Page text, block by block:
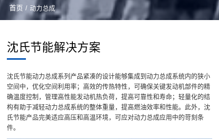
首页 / 动力总成
沈氏节能解决方案
沈氏节能动力总成系列产品紧凑的设计能够集成到动力总成系统内的狭小
空间中，优化空间利用率；高效的传热特性，可确保关键发动机部件的精
确温度控制，管理高性能发动机热负荷，提高可靠性和寿命；轻量化的结
构有助于减轻动力总成系统的整体重量，提高燃油效率和性能。此外，沈
氏节能产品完美适应高压和高温环境，可应对动力总成应用中的苛刻条
件。